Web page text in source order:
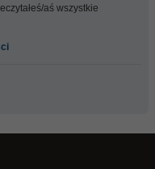
aś wszystkie